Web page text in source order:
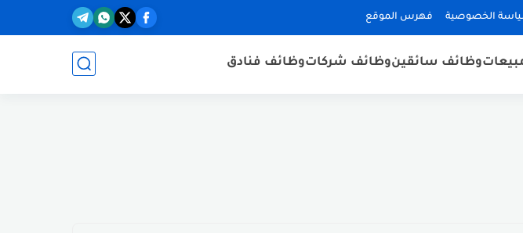
الخصوصية فهرس الموقع
وظائف سائقينوظائف شركاتوظائف فنادق